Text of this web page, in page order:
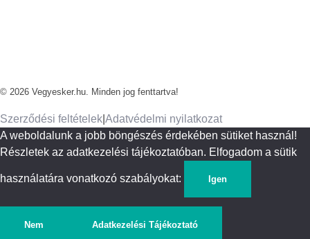
© 2026 Vegyesker.hu. Minden jog fenttartva!
Szerződési feltételek Adatvédelmi nyilatkozat
A weboldalunk a jobb böngészés érdekében sütiket használ!
Részletek az adatkezelési tájékoztatóban. Elfogadom a sütik
használatára vonatkozó szabályokat: Igen
Nem Adatkezelési Tájékoztató